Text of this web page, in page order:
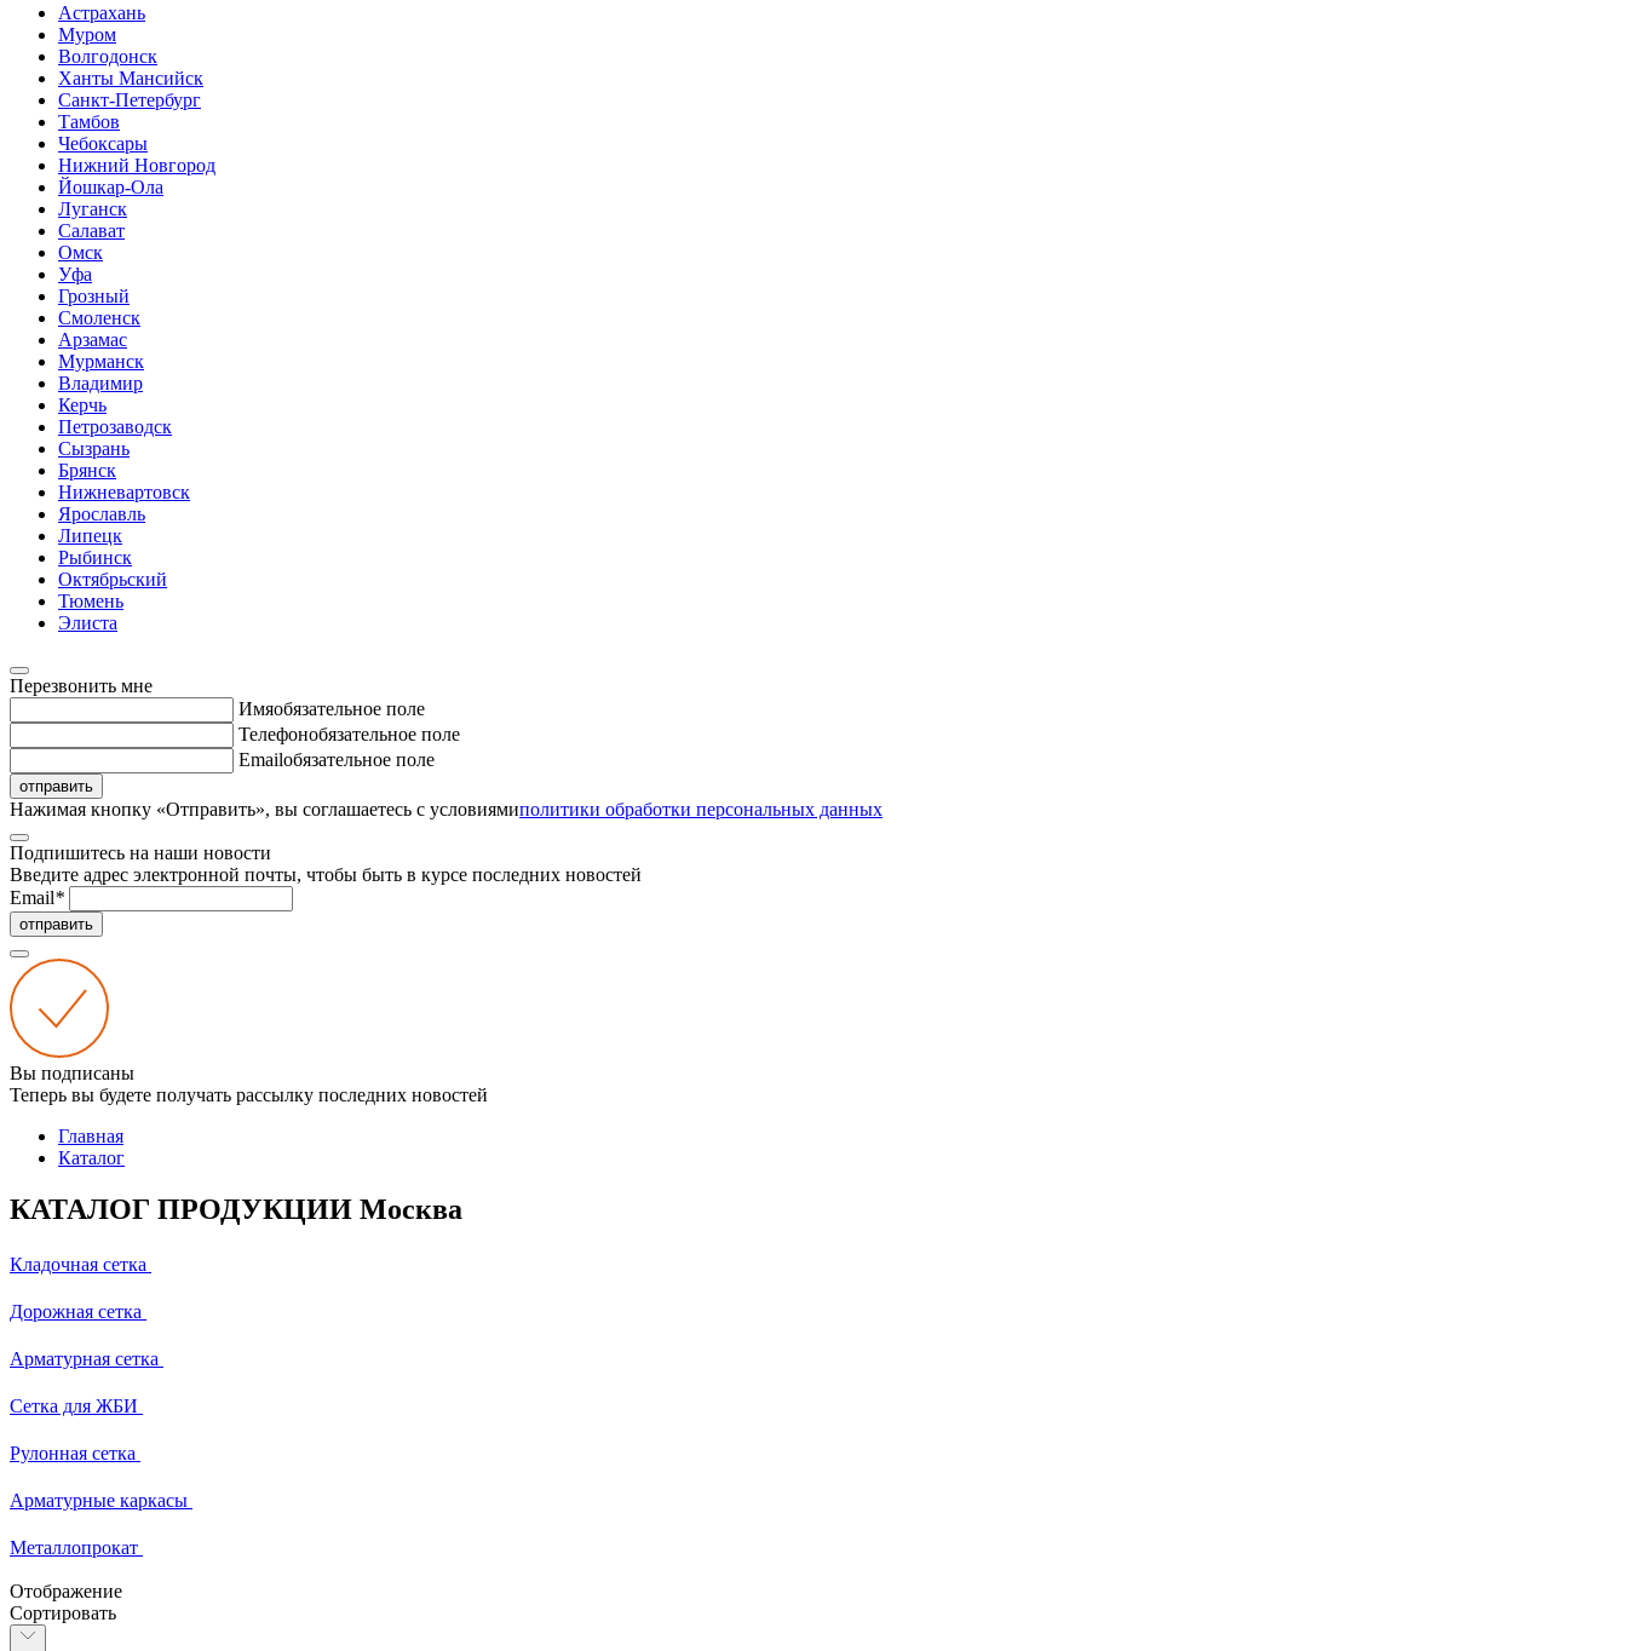
Астрахань
Муром
Волгодонск
Ханты Мансийск
Санкт-Петербург
Тамбов
Чебоксары
Нижний Новгород
Йошкар-Ола
Луганск
Салават
Омск
Уфа
Грозный
Смоленск
Арзамас
Мурманск
Владимир
Керчь
Петрозаводск
Сызрань
Брянск
Нижневартовск
Ярославль
Липецк
Рыбинск
Октябрьский
Тюмень
Элиста
Перезвонить мне
Имяобязательное поле
Телефонобязательное поле
Emailобязательное поле
отправить
Нажимая кнопку «Отправить», вы соглашаетесь с условиямиполитики обработки персональных данных
Подпишитесь на наши новости
Введите адрес электронной почты, чтобы быть в курсе последних новостей
Email*
отправить
Вы подписаны
Теперь вы будете получать рассылку последних новостей
Главная
Каталог
КАТАЛОГ ПРОДУКЦИИ Москва
Кладочная сетка
Дорожная сетка
Арматурная сетка
Сетка для ЖБИ
Рулонная сетка
Арматурные каркасы
Металлопрокат
Отображение
Сортировать